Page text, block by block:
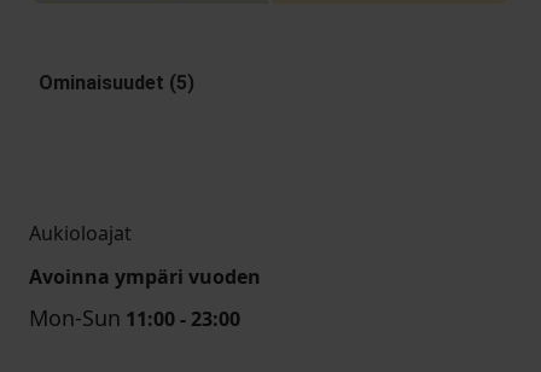
Ominaisuudet (5)
Aukioloajat
Avoinna ympäri vuoden
Mon-Sun 11:00 - 23:00